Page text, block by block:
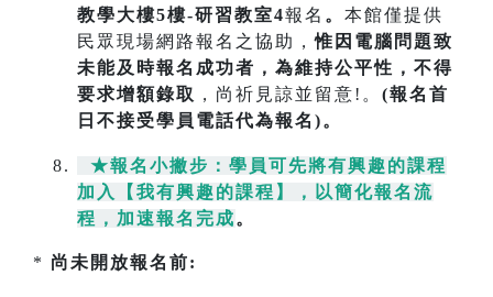
教學大樓5樓-研習教室4報名 。 本館僅提供
民眾現場網路報名之協助，惟因電腦問題致
未能及時報名成功者，為維持公平性，不得
要求增額錄取 ，尚祈見諒並留意!。 (報名首
日不接受學員電話代為報名)。
★報名小撇步：學員可先將有興趣的課程
加入【我有興趣的課程】，以簡化報名流
程，加速報名完成。
* 尚未開放報名前: